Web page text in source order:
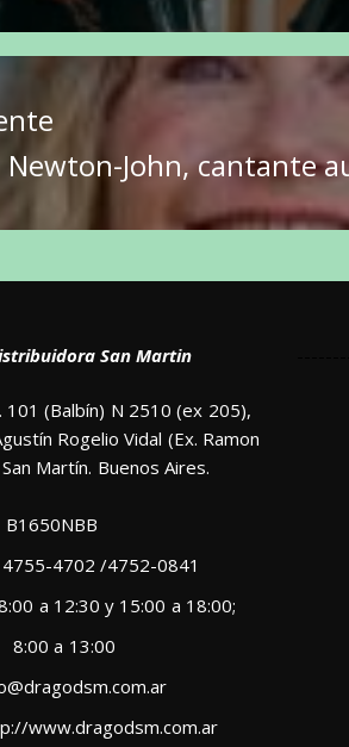
Newton-John, cantante
San Martin
(Balbín) N 2510 (ex 205),
Rogelio Vidal (Ex. Ramon
Martín. Buenos Aires.
4702 /4752-0841
a 12:30 y 15:00 a 18:00;
a 13:00
www.dragodsm.com.ar